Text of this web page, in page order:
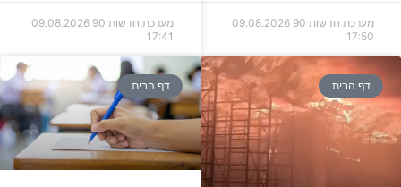
מערכת חדשות 90
09.08.2026
17:50
מערכת חדשות 90
09.08.2026
17:41
דף הבית דף הבית